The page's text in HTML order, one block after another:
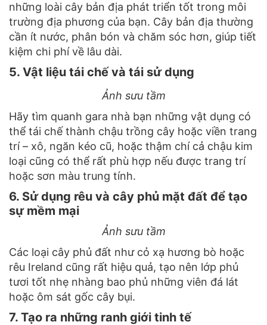
những loài cây bản địa phát triển tốt trong môi
trường địa phương của bạn. Cây bản địa thường
cần ít nước, phân bón và chăm sóc hơn, giúp tiết
kiệm chi phí về lâu dài.
5. Vật liệu tái chế và tái sử dụng
Ảnh sưu tầm
Hãy tìm quanh gara nhà bạn những vật dụng có
thể tái chế thành chậu trồng cây hoặc viền trang
trí – xô, ngăn kéo cũ, hoặc thậm chí cả chậu kim
loại cũng có thể rất phù hợp nếu được trang trí
hoặc sơn màu trung tính.
6. Sử dụng rêu và cây phủ mặt đất để tạo
sự mềm mại
Ảnh sưu tầm
Các loại cây phủ đất như cỏ xạ hương bò hoặc
rêu Ireland cũng rất hiệu quả, tạo nên lớp phủ
tươi tốt nhẹ nhàng bao phủ những viên đá lát
hoặc ôm sát gốc cây bụi.
7. Tạo ra những ranh giới tinh tế